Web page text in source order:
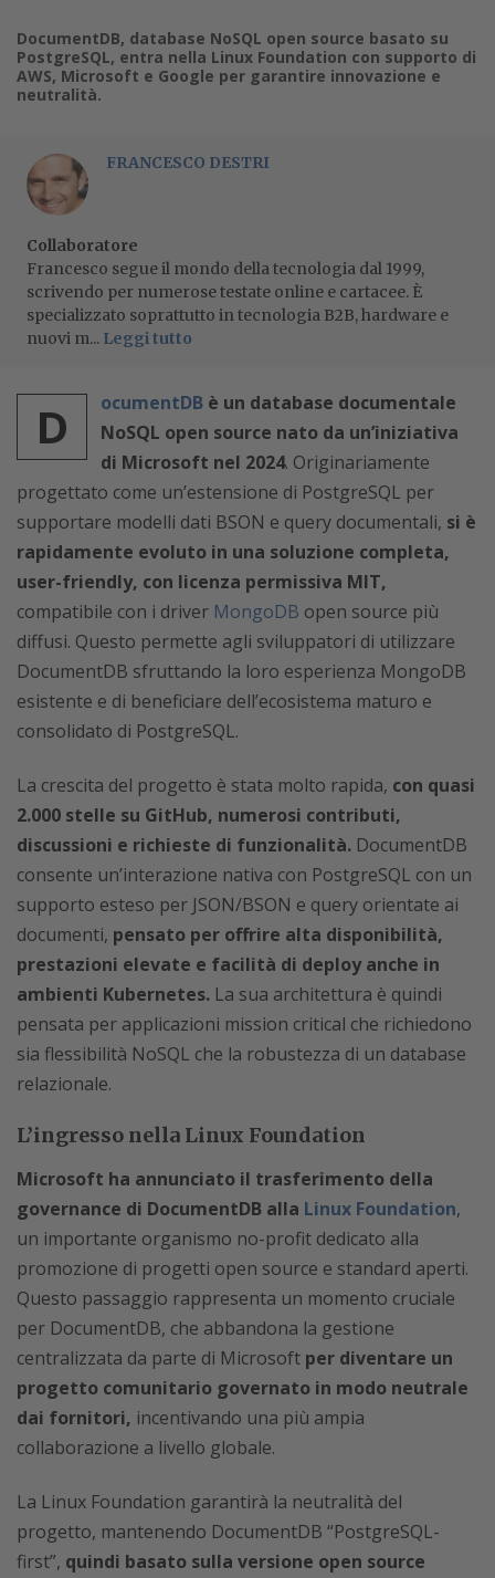
DocumentDB, database NoSQL open source basato su
PostgreSQL, entra nella Linux Foundation con supporto di
AWS, Microsoft e Google per garantire innovazione e
neutralità.
FRANCESCO DESTRI
Collaboratore
Francesco segue il mondo della tecnologia dal 1999,
scrivendo per numerose testate online e cartacee. È
specializzato soprattutto in tecnologia B2B, hardware e
nuovi m... Leggi tutto
D ocumentDB è un database documentale
NoSQL open source nato da un’iniziativa
di Microsoft nel 2024. Originariamente
progettato come un’estensione di PostgreSQL per
supportare modelli dati BSON e query documentali, si è
rapidamente evoluto in una soluzione completa,
user-friendly, con licenza permissiva MIT,
compatibile con i driver MongoDB open source più
diffusi. Questo permette agli sviluppatori di utilizzare
DocumentDB sfruttando la loro esperienza MongoDB
esistente e di beneficiare dell’ecosistema maturo e
consolidato di PostgreSQL.
La crescita del progetto è stata molto rapida, con quasi
2.000 stelle su GitHub, numerosi contributi,
discussioni e richieste di funzionalità. DocumentDB
consente un’interazione nativa con PostgreSQL con un
supporto esteso per JSON/BSON e query orientate ai
documenti, pensato per offrire alta disponibilità,
prestazioni elevate e facilità di deploy anche in
ambienti Kubernetes. La sua architettura è quindi
pensata per applicazioni mission critical che richiedono
sia flessibilità NoSQL che la robustezza di un database
relazionale.
L’ingresso nella Linux Foundation
Microsoft ha annunciato il trasferimento della
governance di DocumentDB alla Linux Foundation,
un importante organismo no-profit dedicato alla
promozione di progetti open source e standard aperti.
Questo passaggio rappresenta un momento cruciale
per DocumentDB, che abbandona la gestione
centralizzata da parte di Microsoft per diventare un
progetto comunitario governato in modo neutrale
dai fornitori, incentivando una più ampia
collaborazione a livello globale.
La Linux Foundation garantirà la neutralità del
progetto, mantenendo DocumentDB “PostgreSQL-
first”, quindi basato sulla versione open source